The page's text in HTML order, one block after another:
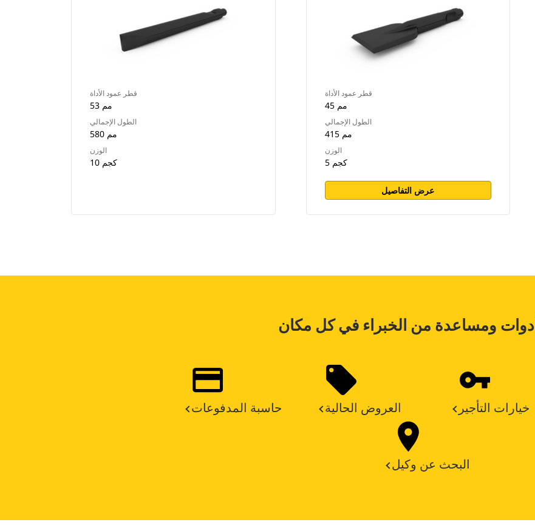
قطر عمود الأداة
53 مم
الطول الإجمالي
580 مم
الوزن
10 كجم
قطر عمود الأداة
45 مم
الطول الإجمالي
415 مم
الوزن
5 كجم
عرض التفاصيل
أدوات ومساعدة من الخبراء في كل مكان
حاسبة المدفوعات العروض الحالية خيارات التأجير
البحث عن وكيل